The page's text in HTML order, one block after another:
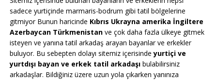
sadece yurtiçinde marmaris-bodrum gibi tatil bölgelerine
gitmiyor Bunun haricinde Kıbrıs Ukrayna amerika İngiltere
Azerbaycan Türkmenistan ve çok daha fazla ülkeye gitmek
isteyen ve yanına tatil arkadaş arayan bayanlar ve erkekler
buluyor. Bu sebepten dolayı sitemiz içerisinde yurtiçi ve
yurtdışı bayan ve erkek tatil arkadaşı bulabilirsiniz
arkadaşlar. Bildiğiniz üzere uzun yola çıkarken yanınıza